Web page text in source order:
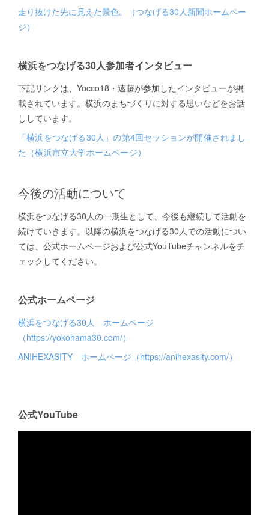
走り抜けた先に見えた景色。（つなげる30人新聞ホームペー
ジ）
横浜をつなげる30人参加者インタビュー
下記リンクは、Yocco18・遠藤が参加したインタビューが掲
載されています。横浜のまちづくりに対する思いなどをお話
ししています。
「横浜をつなげる30人」の第4回セッションが開催されまし
た（横浜市立大学ホームページ）
今後の活動について
横浜をつなげる30人の一期生として、今後も継続して活動を
続けていきます。以降の横浜をつなげる30人での活動につい
ては、公式ホームページおよび公式YouTubeチャンネルをチ
ェックしてください。
公式ホームページ
横浜をつなげる30人 ホームページ
（https://yokohama30.com/）
ANIHEXASITY ホームページ（https://anihexasity.com/）
公式YouTube